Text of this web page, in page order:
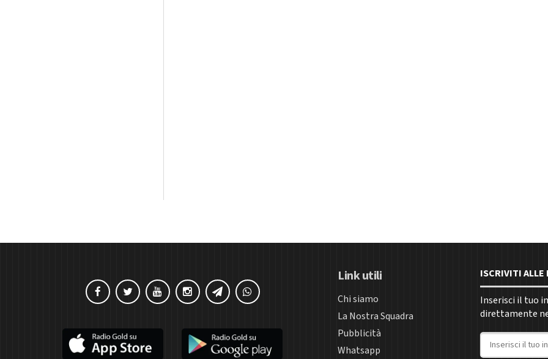
Link utili
Chi siamo
La Nostra Squadra
Pubblicità
Whatsapp
ISCRIVITI ALLE
Inserisci il tuo
direttamente
Indirizzo email